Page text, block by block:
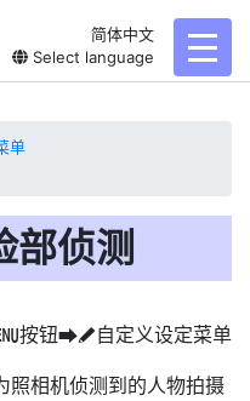
简体中文
Select language
单
部侦测
按钮UA自定义设定菜单
照相机侦测到的人物拍摄